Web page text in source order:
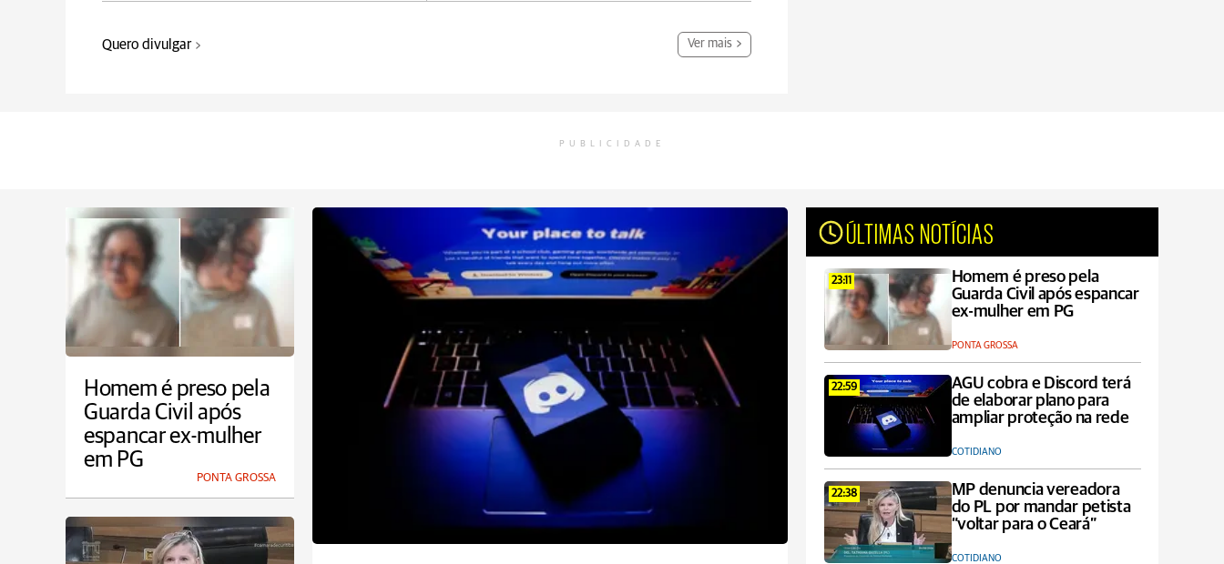
Quero divulgar Ver mais
PUBLICIDADE
Homem é preso pela
Guarda Civil após
espancar ex-mulher
em PG
PONTA GROSSA
ÚLTIMAS NOTÍCIAS
23:11
Homem é preso pela
Guarda Civil após espancar
ex-mulher em PG
PONTA GROSSA
22:59
AGU cobra e Discord terá
de elaborar plano para
ampliar proteção na rede
COTIDIANO
22:38
MP denuncia vereadora
do PL por mandar petista
“voltar para o Ceará”
COTIDIANO